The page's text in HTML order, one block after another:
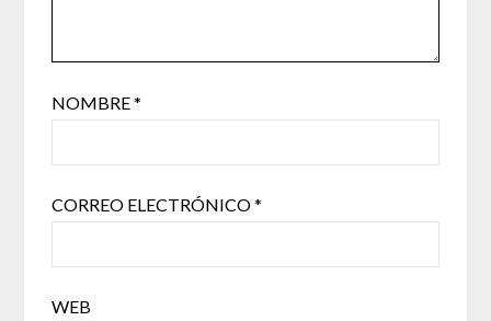
NOMBRE*
CORREO ELECTRÓNICO*
WEB